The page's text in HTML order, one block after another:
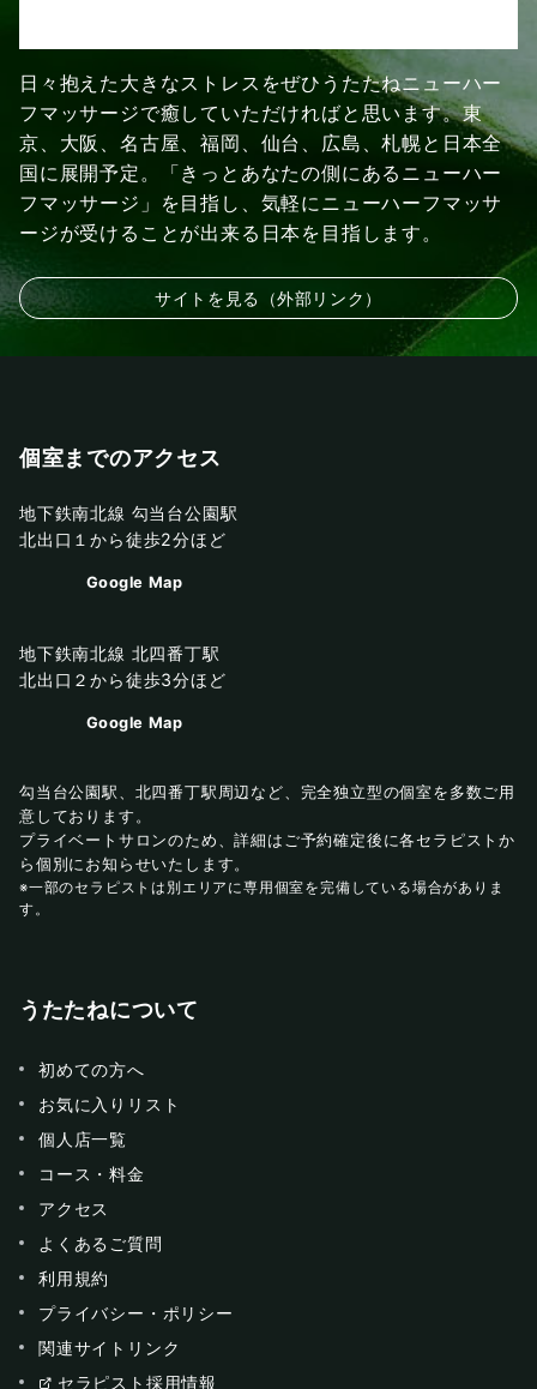
日々抱えた大きなストレスをぜひうたたねニューハー
フマッサージで癒していただければと思います。東
京、大阪、名古屋、福岡、仙台、広島、札幌と日本全
国に展開予定。「きっとあなたの側にあるニューハー
フマッサージ」を目指し、気軽にニューハーフマッサ
ージが受けることが出来る日本を目指します。
サイトを見る（外部リンク）
個室までのアクセス
地下鉄南北線 勾当台公園駅
北出口１から徒歩2分ほど
Google Map
地下鉄南北線 北四番丁駅
北出口２から徒歩3分ほど
Google Map
勾当台公園駅、北四番丁駅周辺など、完全独立型の個室を多数ご用
意しております。
プライベートサロンのため、詳細はご予約確定後に各セラピストか
ら個別にお知らせいたします。
※一部のセラピストは別エリアに専用個室を完備している場合がありま
す。
うたたねについて
初めての方へ
お気に入りリスト
個人店一覧
コース・料金
アクセス
よくあるご質問
利用規約
プライバシー・ポリシー
関連サイトリンク
セラピスト採用情報